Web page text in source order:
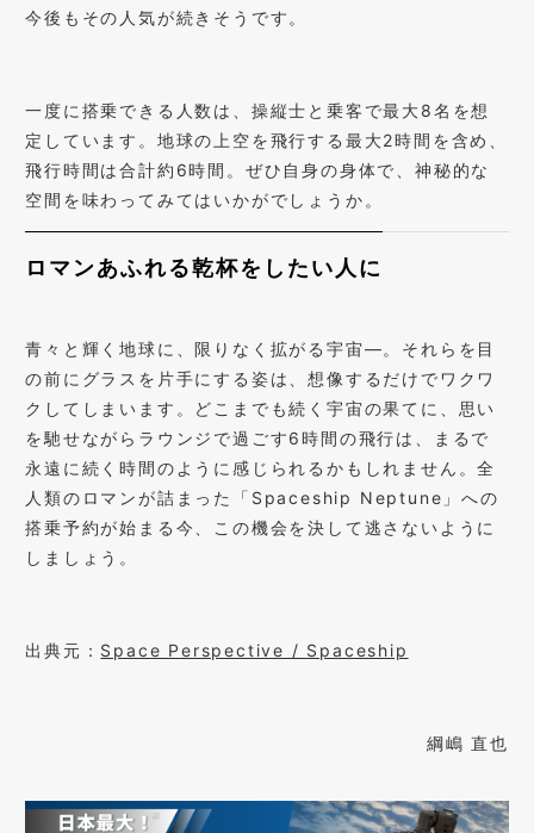
今後もその人気が続きそうです。
一度に搭乗できる人数は、操縦士と乗客で最大8名を想
定しています。地球の上空を飛行する最大2時間を含め、
飛行時間は合計約6時間。ぜひ自身の身体で、神秘的な
空間を味わってみてはいかがでしょうか。
ロマンあふれる乾杯をしたい人に
青々と輝く地球に、限りなく拡がる宇宙―。それらを目
の前にグラスを片手にする姿は、想像するだけでワクワ
クしてしまいます。どこまでも続く宇宙の果てに、思い
を馳せながらラウンジで過ごす6時間の飛行は、まるで
永遠に続く時間のように感じられるかもしれません。全
人類のロマンが詰まった「Spaceship Neptune」への
搭乗予約が始まる今、この機会を決して逃さないように
しましょう。
出典元： Space Perspective / Spaceship
綱嶋 直也